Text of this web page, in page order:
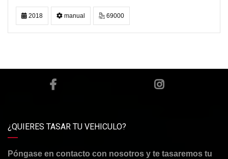
2018 manual 69000
¿QUIERES TASAR TU VEHICULO?
Póngase en contacto con nosotros y te tasaremos tu